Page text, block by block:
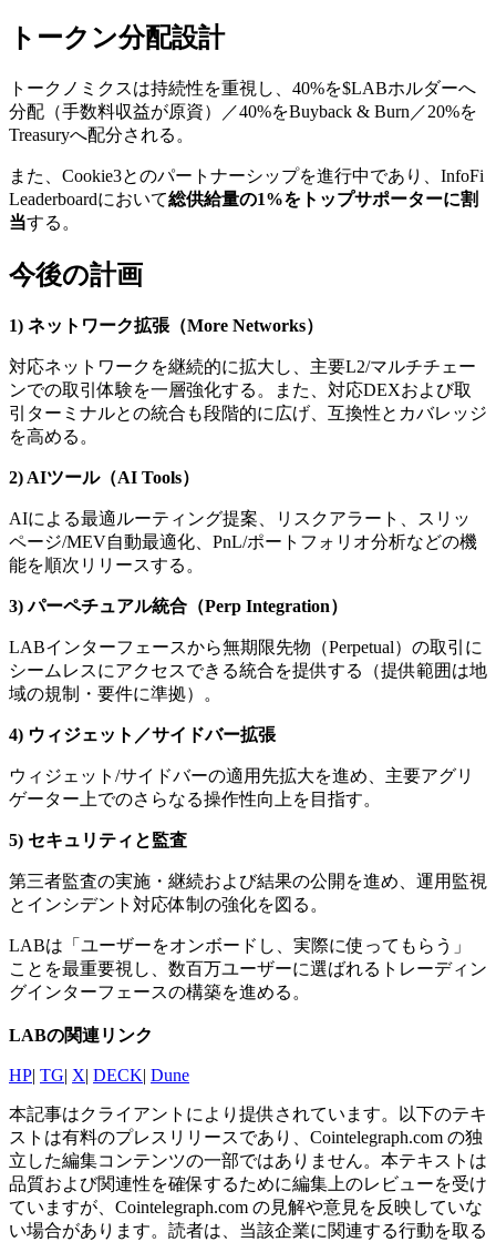
トークン分配設計
トークノミクスは持続性を重視し、40%を$LABホルダーへ
分配（手数料収益が原資）／40%をBuyback & Burn／20%を
Treasuryへ配分される。
また、Cookie3とのパートナーシップを進行中であり、InfoFi
Leaderboardにおいて総供給量の1%をトップサポーターに割
当する。
今後の計画
1) ネットワーク拡張（More Networks）
対応ネットワークを継続的に拡大し、主要L2/マルチチェー
ンでの取引体験を一層強化する。また、対応DEXおよび取
引ターミナルとの統合も段階的に広げ、互換性とカバレッジ
を高める。
2) AIツール（AI Tools）
AIによる最適ルーティング提案、リスクアラート、スリッ
ページ/MEV自動最適化、PnL/ポートフォリオ分析などの機
能を順次リリースする。
3) パーペチュアル統合（Perp Integration）
LABインターフェースから無期限先物（Perpetual）の取引に
シームレスにアクセスできる統合を提供する（提供範囲は地
域の規制・要件に準拠）。
4) ウィジェット／サイドバー拡張
ウィジェット/サイドバーの適用先拡大を進め、主要アグリ
ゲーター上でのさらなる操作性向上を目指す。
5) セキュリティと監査
第三者監査の実施・継続および結果の公開を進め、運用監視
とインシデント対応体制の強化を図る。
LABは「ユーザーをオンボードし、実際に使ってもらう」
ことを最重要視し、数百万ユーザーに選ばれるトレーディン
グインターフェースの構築を進める。
LABの関連リンク
HP| TG| X| DECK| Dune
本記事はクライアントにより提供されています。以下のテキ
ストは有料のプレスリリースであり、Cointelegraph.com の独
立した編集コンテンツの一部ではありません。本テキストは
品質および関連性を確保するために編集上のレビューを受け
ていますが、Cointelegraph.com の見解や意見を反映していな
い場合があります。読者は、当該企業に関連する行動を取る